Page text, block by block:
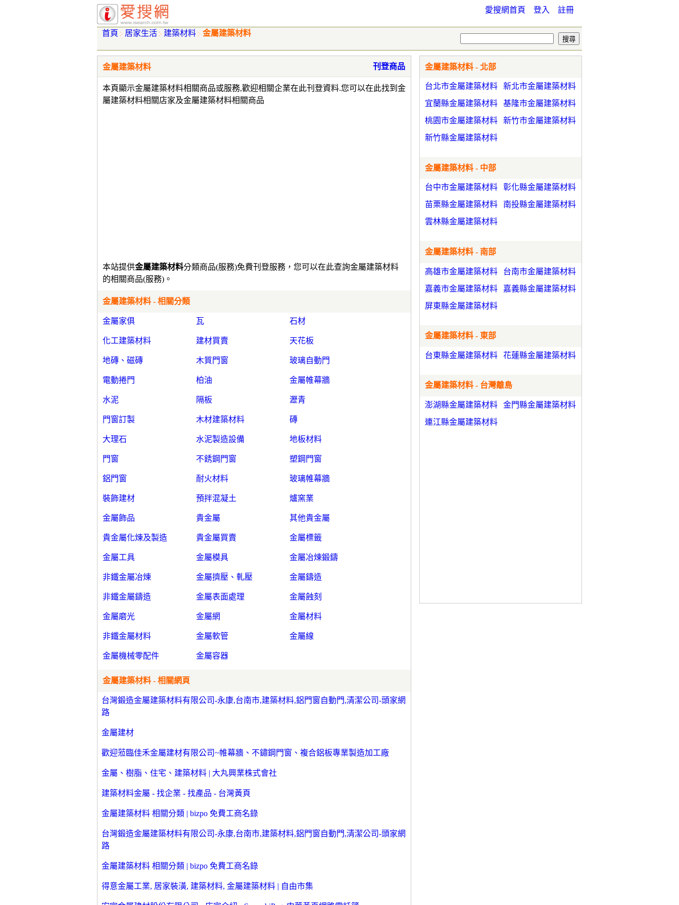
愛搜網首頁 登入 註冊
首頁 居家生活 建築材料 金屬建築材料
金屬建築材料
本頁顯示金屬建築材料相關商品或服務,歡迎相關企業在此刊登資料.您可以在此找到金
屬建築材料相關店家及金屬建築材料相關商品
刊登商品
本站提供金屬建築材料分類商品(服務)免費刊登服務，您可以在此查詢金屬建築材料
的相關商品(服務)。
金屬建築材料 - 相關分類
金屬家俱 瓦 石材
化工建築材料 建材買賣 天花板
地磚、磁磚 木質門窗 玻璃自動門
電動捲門 柏油 金屬帷幕牆
水泥 隔板 瀝青
門窗訂製 木材建築材料 磚
大理石 水泥製造設備 地板材料
門窗 不銹鋼門窗 塑鋼門窗
鋁門窗 耐火材料 玻璃帷幕牆
裝飾建材 預拌混凝土 爐窯業
金屬飾品 貴金屬 其他貴金屬
貴金屬化煉及製造 貴金屬買賣 金屬標籤
金屬工具 金屬模具 金屬冶煉鍛鑄
非鐵金屬冶煉 金屬擠壓、軋壓 金屬鑄造
非鐵金屬鑄造 金屬表面處理 金屬蝕刻
金屬磨光 金屬網 金屬材料
非鐵金屬材料 金屬軟管 金屬線
金屬機械零配件 金屬容器
金屬建築材料 - 相關網頁
台灣鍛造金屬建築材料有限公司-永康,台南市,建築材料,鋁門窗自動門,清潔公司-頭家網
路
金屬建材
歡迎蒞臨佳禾金屬建材有限公司~帷幕牆、不鏽鋼門窗、複合鋁板專業製造加工廠
金屬、樹脂、住宅、建築材料 | 大丸興業株式會社
建築材料金屬 - 找企業 - 找產品 - 台灣黃頁
金屬建築材料 相關分類 | bizpo 免費工商名錄
台灣鍛造金屬建築材料有限公司-永康,台南市,建築材料,鋁門窗自動門,清潔公司-頭家網
路
金屬建築材料 相關分類 | bizpo 免費工商名錄
得意金屬工業, 居家裝潢, 建築材料, 金屬建築材料 | 自由市集
金屬建築材料 - 北部
台北市金屬建築材料
新北市金屬建築材料
宜蘭縣金屬建築材料
基隆市金屬建築材料
桃園市金屬建築材料
新竹市金屬建築材料
新竹縣金屬建築材料
金屬建築材料 - 中部
台中市金屬建築材料
彰化縣金屬建築材料
苗栗縣金屬建築材料
南投縣金屬建築材料
雲林縣金屬建築材料
金屬建築材料 - 南部
高雄市金屬建築材料
台南市金屬建築材料
嘉義市金屬建築材料
嘉義縣金屬建築材料
屏東縣金屬建築材料
金屬建築材料 - 東部
台東縣金屬建築材料 花蓮縣金屬建築材料
金屬建築材料 - 台灣離島
澎湖縣金屬建築材料
金門縣金屬建築材料
連江縣金屬建築材料